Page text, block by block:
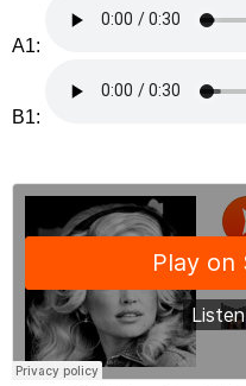
A1:
B1: